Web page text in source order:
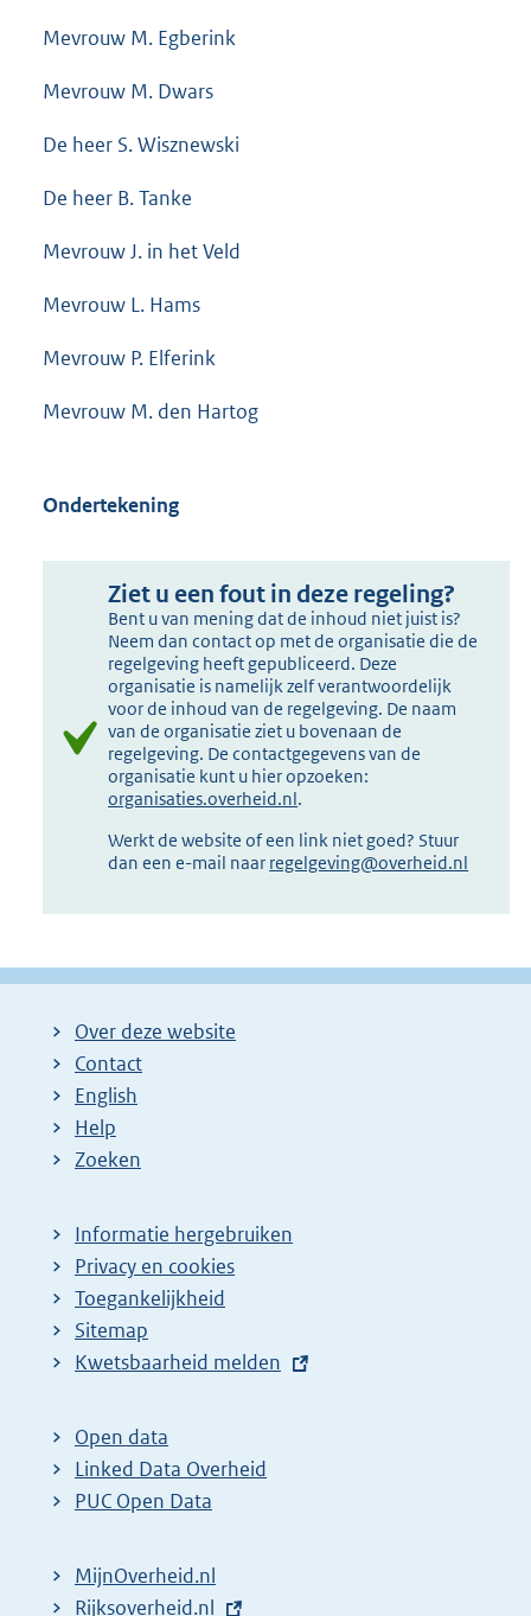
Mevrouw M. Egberink
Mevrouw M. Dwars
De heer S. Wisznewski
De heer B. Tanke
Mevrouw J. in het Veld
Mevrouw L. Hams
Mevrouw P. Elferink
Mevrouw M. den Hartog
Ondertekening
Ziet u een fout in deze regeling?
Bent u van mening dat de inhoud niet juist is?
Neem dan contact op met de organisatie die de
regelgeving heeft gepubliceerd. Deze
organisatie is namelijk zelf verantwoordelijk
voor de inhoud van de regelgeving. De naam
van de organisatie ziet u bovenaan de
regelgeving. De contactgegevens van de
organisatie kunt u hier opzoeken:
organisaties.overheid.nl.
Werkt de website of een link niet goed? Stuur
dan een e-mail naar regelgeving@overheid.nl
Over deze website
Contact
English
Help
Zoeken
Informatie hergebruiken
Privacy en cookies
Toegankelijkheid
Sitemap
E
t
e
r
l
Kwetsbaarheid melden
Open data
Linked Data Overheid
PUC Open Data
MijnOverheid.nl
E
Rijksoverheid.nl